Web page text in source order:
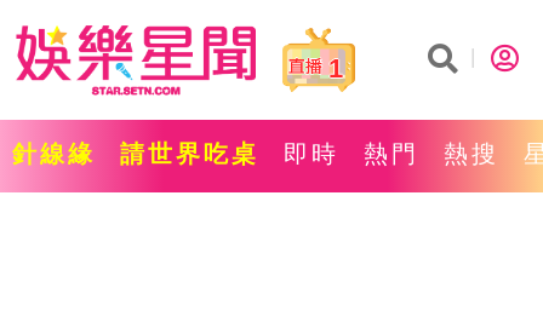
1
針線緣 請世界吃桌 即時 熱門 熱搜